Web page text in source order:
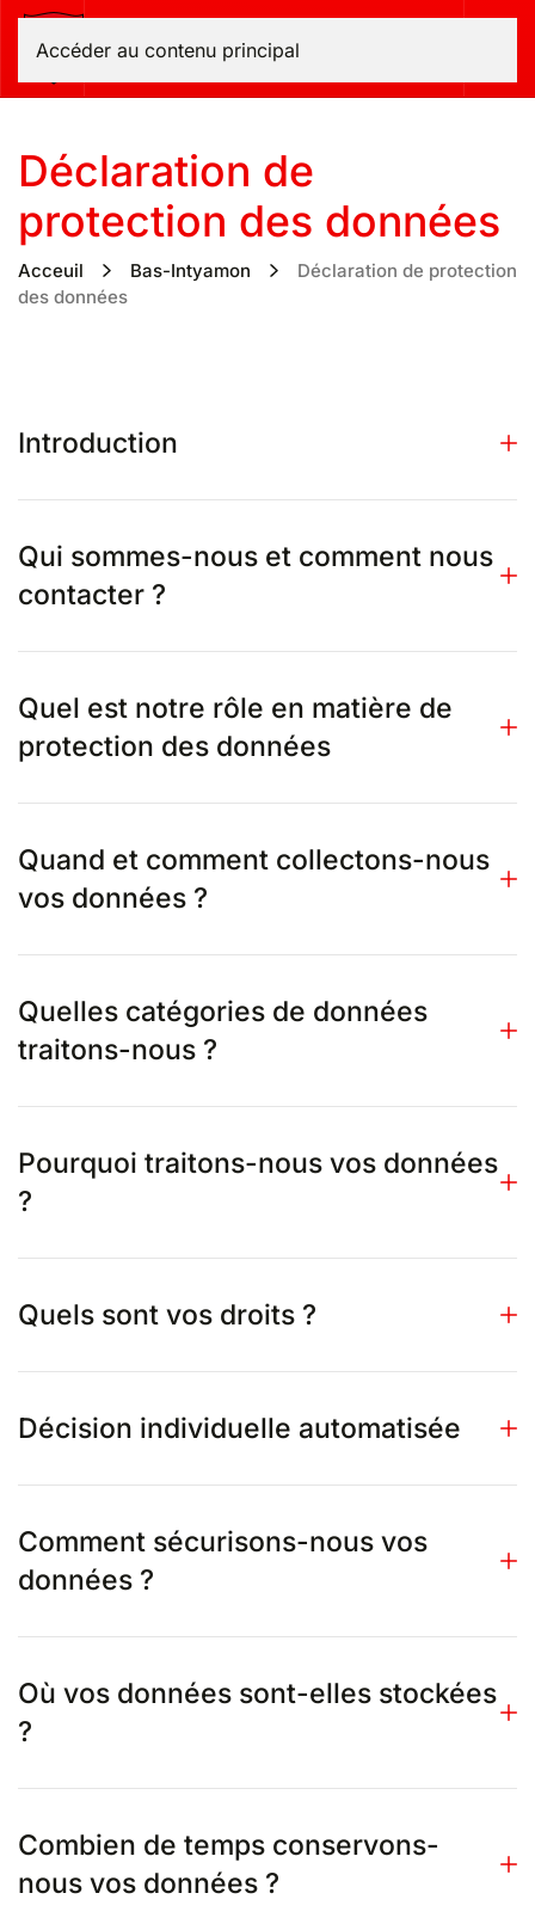
Accéder au contenu principal
Bas-Intyamon
Déclaration de
protection des données
Acceuil Bas-Intyamon
Déclaration de protection
des données
Introduction
Qui sommes-nous et comment nous
contacter ?
Quel est notre rôle en matière de
protection des données
Quand et comment collectons-nous
vos données ?
Quelles catégories de données
traitons-nous ?
Pourquoi traitons-nous vos données
?
Quels sont vos droits ?
Décision individuelle automatisée
Comment sécurisons-nous vos
données ?
Où vos données sont-elles stockées
?
Combien de temps conservons-
nous vos données ?